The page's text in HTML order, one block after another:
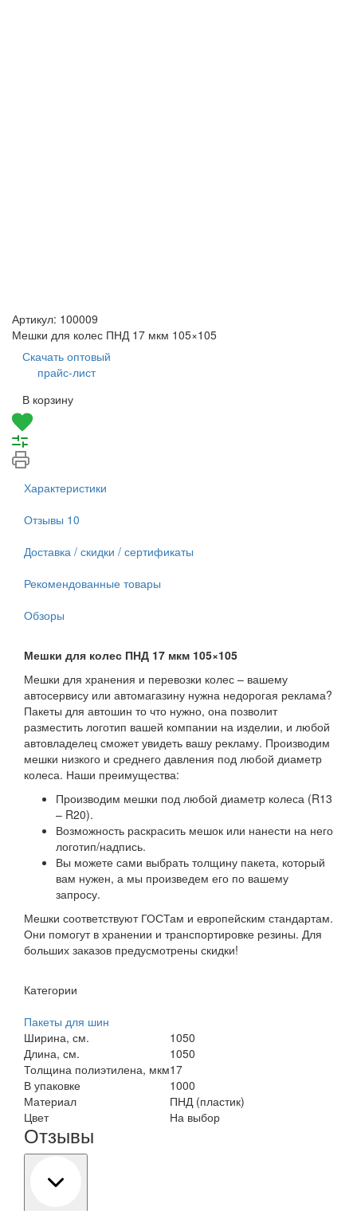
Артикул: 100009
Мешки для колес ПНД 17 мкм 105×105
Скачать оптовый
прайс-лист
В корзину
Характеристики
Отзывы 10
Доставка / скидки / сертификаты
Рекомендованные товары
Обзоры
Мешки для колес ПНД 17 мкм 105×105
Мешки для хранения и перевозки колес – вашему
автосервису или автомагазину нужна недорогая реклама?
Пакеты для автошин то что нужно, она позволит
разместить логотип вашей компании на изделии, и любой
автовладелец сможет увидеть вашу рекламу. Производим
мешки низкого и среднего давления под любой диаметр
колеса. Наши преимущества:
Производим мешки под любой диаметр колеса (R13
– R20).
Возможность раскрасить мешок или нанести на него
логотип/надпись.
Вы можете сами выбрать толщину пакета, который
вам нужен, а мы произведем его по вашему
запросу.
Мешки соответствуют ГОСТам и европейским стандартам.
Они помогут в хранении и транспортировке резины. Для
больших заказов предусмотрены скидки!
Категории
Пакеты для шин
Ширина, см.
1050
Длина, см.
1050
Толщина полиэтилена, мкм17
В упаковке
1000
Материал
ПНД (пластик)
Цвет
На выбор
Отзывы